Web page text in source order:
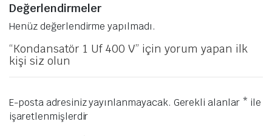
Değerlendirmeler
Henüz değerlendirme yapılmadı.
“Kondansatör 1 Uf 400 V” için yorum yapan ilk
kişi siz olun
E-posta adresiniz yayınlanmayacak. Gerekli alanlar * ile
işaretlenmişlerdir